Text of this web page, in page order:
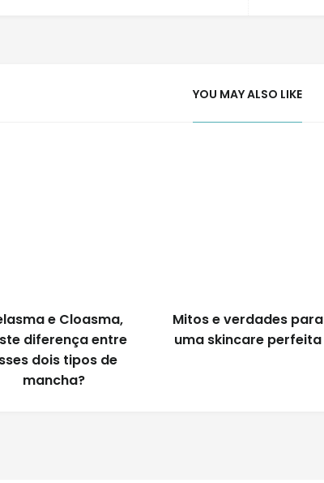
YOU MAY ALSO LIKE
e Cloasma,
diferença entre
dois tipos de
mancha?
Mitos e verdades para
uma skincare perfeita